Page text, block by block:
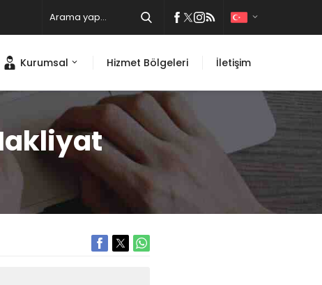
Kurumsal Hizmet Bölgeleri İletişim